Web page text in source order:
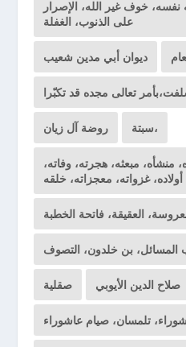
نفسه، خوف غير الله، الإصرار
على الذنوب، الغفلة
ديوان أبي مدين شعيب
سلفت،بأمر تعالى مجده قد تكبّرا
روضة آل زيان سبتة،
مبعثه، هجرته، وفاته،
أولاده، غزواته، معجزاته، خلقه
العقيقة، فاتحة الخطبة
المسائل، بن خلدون، التصوف
صقلية صلاح الدين الأيوبي
تلمسان، صيام عاشوراء